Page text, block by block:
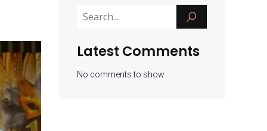
Latest Comments
No comments to show.